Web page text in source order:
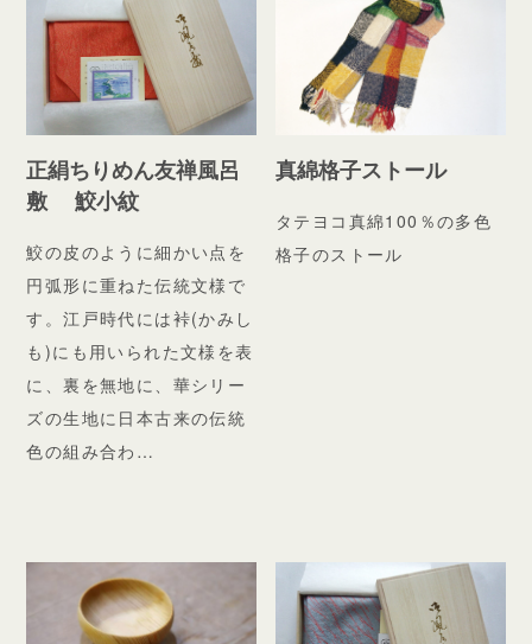
正絹ちりめん友禅風呂
敷 鮫小紋
鮫の皮のように細かい点を
円弧形に重ねた伝統文様で
す。江戸時代には裃(かみし
も)にも用いられた文様を表
に、裏を無地に、華シリー
ズの生地に日本古来の伝統
色の組み合わ…
真綿格子ストール
タテヨコ真綿100％の多色
格子のストール